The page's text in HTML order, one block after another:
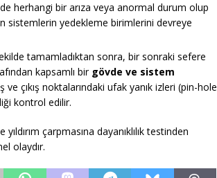
herhangi bir arıza veya anormal durum olup
sistemlerin yedekleme birimlerini devreye
tamamladıktan sonra, bir sonraki sefere
kapsamlı bir gövde ve sistem
çıkış noktalarındaki ufak yanık izleri (pin-hole
kontrol edilir.
çarpmasına dayanıklılık testinden
olaydır.